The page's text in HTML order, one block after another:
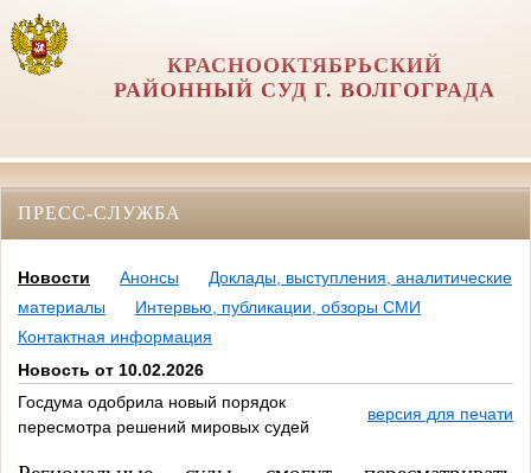
КРАСНООКТЯБРЬСКИЙ
РАЙОННЫЙ СУД Г. ВОЛГОГРАДА
ПРЕСС-СЛУЖБА
Новости Анонсы
Доклады, выступления, аналитические
материалы
Интервью, публикации, обзоры СМИ
Контактная информация
Новость от 10.02.2026
Госдума одобрила новый порядок
пересмотра решений мировых судей
версия для печати